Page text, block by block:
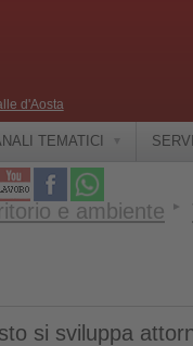
d'Aosta
TEMATICI
e ambiente
si sviluppa